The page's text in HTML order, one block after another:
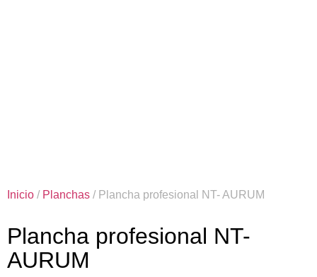
Inicio / Planchas / Plancha profesional NT- AURUM
Plancha profesional NT-
AURUM